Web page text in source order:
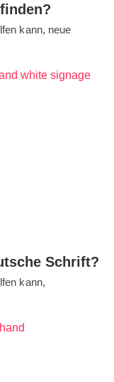
kann, neue
Schrift?
kann,